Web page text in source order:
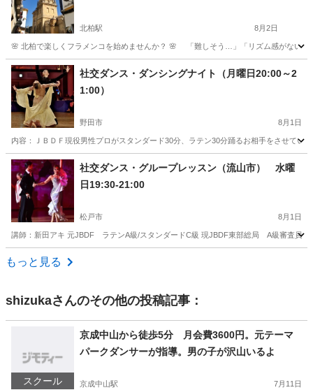
北柏駅 8月2日
🌸 北柏で楽しくフラメンコを始めませんか？ 🌸 「難しそう…」「リズム感がない
千葉 柏市 北柏駅 フラメンコ サークル
社交ダンス・ダンシングナイト（月曜日20:00～2
1:00）
野田市 8月1日
内容：ＪＢＤＦ現役男性プロがスタンダード30分、ラテン30分踊るお相手をさせて
千葉 野田市 社交ダンス ラテン
社交ダンス・グループレッスン（流山市） 水曜
日19:30-21:00
松戸市 8月1日
講師：新田アキ 元JBDF ラテンA級/スタンダードC級 現JBDF東部総局 A級審査員
千葉 松戸市
もっと見る
shizukaさんのその他の投稿記事：
スクール
京成中山から徒歩5分 月会費3600円。元テーマ
パークダンサーが指導。男の子が沢山いるよ
京成中山駅 7月11日